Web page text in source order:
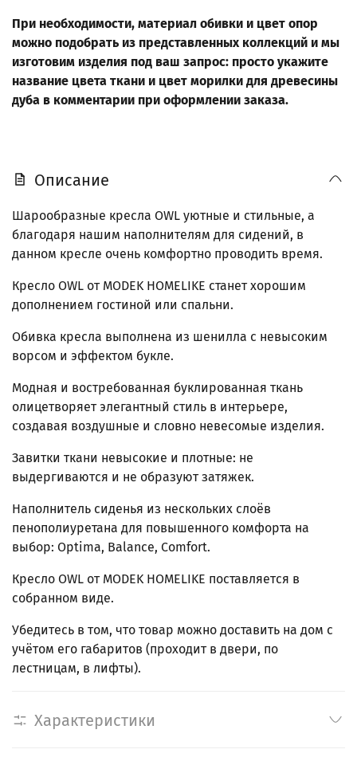
При необходимости, материал обивки и цвет опор
можно подобрать из представленных коллекций и мы
изготовим изделия под ваш запрос: просто укажите
название цвета ткани и цвет морилки для древесины
дуба в комментарии при оформлении заказа.
Описание
Шарообразные кресла OWL уютные и стильные, а
благодаря нашим наполнителям для сидений, в
данном кресле очень комфортно проводить время.
Кресло OWL от MODEK HOMELIKE станет хорошим
дополнением гостиной или спальни.
Обивка кресла выполнена из шенилла с невысоким
ворсом и эффектом букле.
Модная и востребованная буклированная ткань
олицетворяет элегантный стиль в интерьере,
создавая воздушные и словно невесомые изделия.
Завитки ткани невысокие и плотные: не
выдергиваются и не образуют затяжек.
Наполнитель сиденья из нескольких слоёв
пенополиуретана для повышенного комфорта на
выбор: Optima, Balance, Comfort.
Кресло OWL от MODEK HOMELIKE поставляется в
собранном виде.
Убедитесь в том, что товар можно доставить на дом с
учётом его габаритов (проходит в двери, по
лестницам, в лифты).
Характеристики